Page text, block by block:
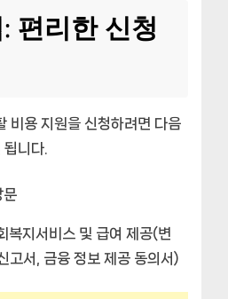
편리한 신청
비용 지원을 신청하려면 다음
니다.
문
복지서비스 및 급여 제공(변
고서, 금융 정보 제공 동의서)